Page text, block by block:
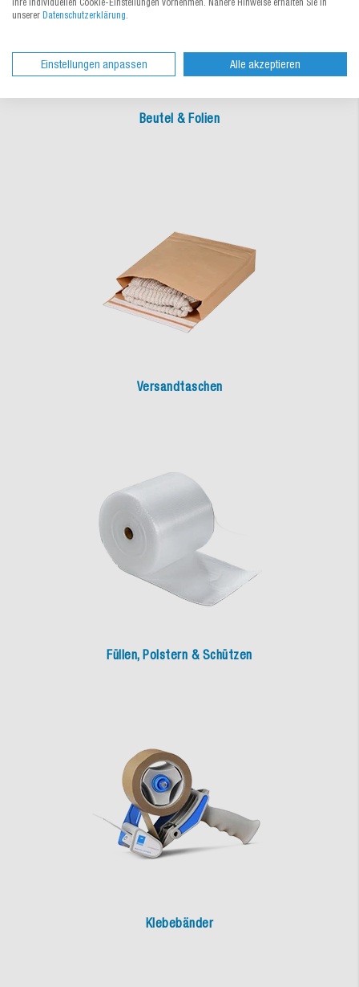
Beutel & Folien
Versandtaschen
Füllen, Polstern & Schützen
Klebebänder
Ihre individuellen Cookie-Einstellungen vornehmen. Nähere Hinweise erhalten Sie in
unserer Datenschutzerklärung.
Einstellungen anpassen Alle akzeptieren